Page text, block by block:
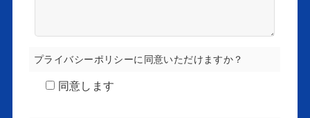
プライバシーポリシーに同意いただけますか？
同意します